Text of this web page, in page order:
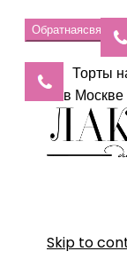
Обратнаясвязь
Торты
в Москве
Skip to